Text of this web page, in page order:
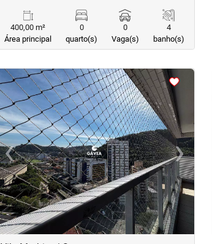
400,00 m²
Área principal
0
quarto(s)
0
Vaga(s)
4
banho(s)
<<
‹Previous ›Next